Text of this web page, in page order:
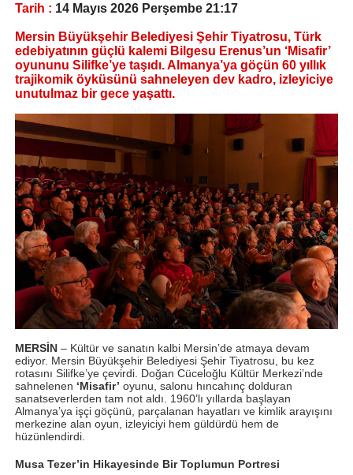
Tarih : 14 Mayıs 2026 Perşembe 21:17
Mersin Büyükşehir Belediyesi Şehir Tiyatrosu, Türk
edebiyatının güçlü kalemi Bilgesu Erenus’un ‘Misafir’
oyununu Silifke’ye taşıdı. Almanya’ya göçün 60 yıllık
trajikomik öyküsünü sahneleyen dev kadro, izleyiciye
unutulmaz bir gece yaşattı.
MERSİN – Kültür ve sanatın kalbi Mersin’de atmaya devam
ediyor. Mersin Büyükşehir Belediyesi Şehir Tiyatrosu, bu kez
rotasını Silifke’ye çevirdi. Doğan Cüceloğlu Kültür Merkezi’nde
sahnelenen ‘Misafir’ oyunu, salonu hıncahınç dolduran
sanatseverlerden tam not aldı. 1960’lı yıllarda başlayan
Almanya’ya işçi göçünü, parçalanan hayatları ve kimlik arayışını
merkezine alan oyun, izleyiciyi hem güldürdü hem de
hüzünlendirdi.
Musa Tezer’in Hikayesinde Bir Toplumun Portresi